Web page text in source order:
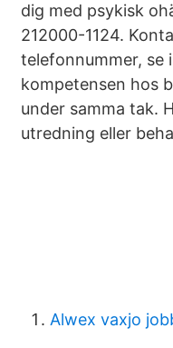
dig med psykisk
212000-1124.
telefonnummer, se
kompetensen hos
under samma tak.
utredning eller
Alwex vaxjo